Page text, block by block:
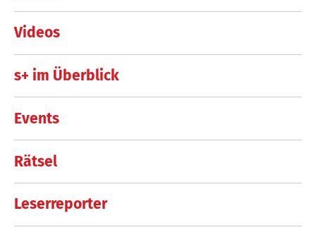
Videos
s+ im Überblick
Events
Rätsel
Leserreporter